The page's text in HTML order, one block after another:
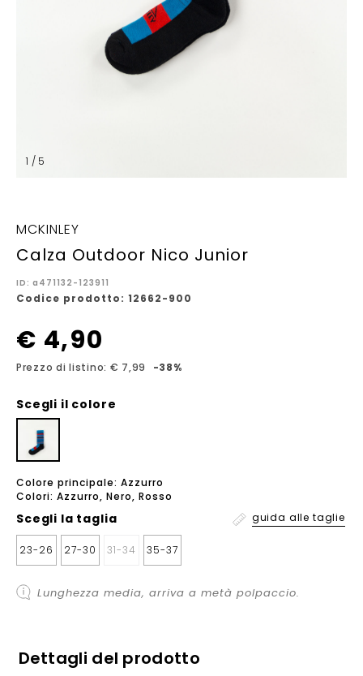
1 / 5
MCKINLEY
Calza Outdoor Nico Junior
ID: a471132-123911
Codice prodotto: 12662-900
€ 4,90
Prezzo di listino: € 7,99 -38%
Scegli il colore
Colore principale: Azzurro
Colori: Azzurro, Nero, Rosso
Scegli la taglia guida alle taglie
23-26 27-30 31-34 35-37
Lunghezza media, arriva a metà polpaccio.
Dettagli del prodotto